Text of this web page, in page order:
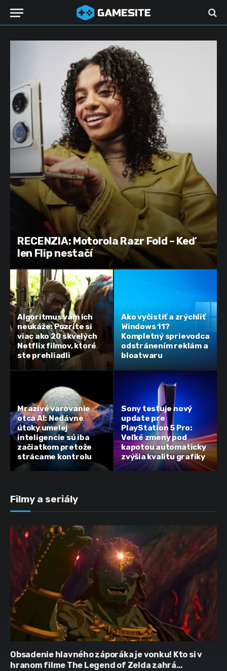
RECENZIA: Motorola Razr Fold – Keď
len Flip nestačí
Algoritmus vám ich
neukáže: Pozrite si
viac ako 20 skvelých
Netflix filmov, ktoré
ste prehliadli
Ako vyčistiť a zrýchliť
Windows 11?
Kompletný sprievodca
odstránením reklám a
bloatwaru
Mrazivé varovanie
otca AI: Nedávne
útoky umelej
inteligencie sú iba
začiatkom pretože
strácame kontrolu
Sony testuje nový
update pre
PlayStation 5 Pro:
Veľké zmeny pod
kapotou automaticky
zvýšia kvalitu grafiky
Filmy a seriály
Obsadenie hlavného záporáka je vonku! Kto si v
hranom filme The Legend of Zelda zahrá